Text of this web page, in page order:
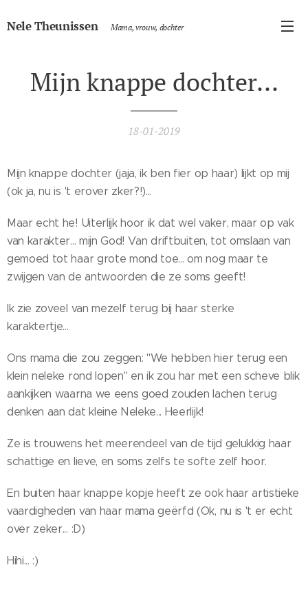
Nele Theunissen Mama, vrouw, dochter
Mijn knappe dochter...
18-01-2019
Mijn knappe dochter (jaja, ik ben fier op haar) lijkt op mij
(ok ja, nu is 't erover zker?!)...
Maar echt he! Uiterlijk hoor ik dat wel vaker, maar op vak
van karakter... mijn God! Van driftbuiten, tot omslaan van
gemoed tot haar grote mond toe... om nog maar te
zwijgen van de antwoorden die ze soms geeft!
Ik zie zoveel van mezelf terug bij haar sterke
karaktertje...
Ons mama die zou zeggen: "We hebben hier terug een
klein neleke rond lopen" en ik zou har met een scheve blik
aankijken waarna we eens goed zouden lachen terug
denken aan dat kleine Neleke... Heerlijk!
Ze is trouwens het meerendeel van de tijd gelukkig haar
schattige en lieve, en soms zelfs te softe zelf hoor.
En buiten haar knappe kopje heeft ze ook haar artistieke
vaardigheden van haar mama geërfd (Ok, nu is 't er echt
over zeker... :D)
Hihi... :)